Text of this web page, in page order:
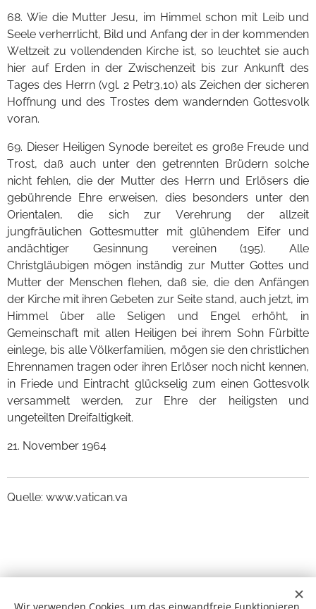
68. Wie die Mutter Jesu, im Himmel schon mit Leib und
Seele verherrlicht, Bild und Anfang der in der kommenden
Weltzeit zu vollendenden Kirche ist, so leuchtet sie auch
hier auf Erden in der Zwischenzeit bis zur Ankunft des
Tages des Herrn (vgl. 2 Petr3,10) als Zeichen der sicheren
Hoffnung und des Trostes dem wandernden Gottesvolk
voran.
69. Dieser Heiligen Synode bereitet es große Freude und
Trost, daß auch unter den getrennten Brüdern solche
nicht fehlen, die der Mutter des Herrn und Erlösers die
gebührende Ehre erweisen, dies besonders unter den
Orientalen, die sich zur Verehrung der allzeit
jungfräulichen Gottesmutter mit glühendem Eifer und
andächtiger Gesinnung vereinen (195). Alle
Christgläubigen mögen inständig zur Mutter Gottes und
Mutter der Menschen flehen, daß sie, die den Anfängen
der Kirche mit ihren Gebeten zur Seite stand, auch jetzt, im
Himmel über alle Seligen und Engel erhöht, in
Gemeinschaft mit allen Heiligen bei ihrem Sohn Fürbitte
einlege, bis alle Völkerfamilien, mögen sie den christlichen
Ehrennamen tragen oder ihren Erlöser noch nicht kennen,
in Friede und Eintracht glückselig zum einen Gottesvolk
versammelt werden, zur Ehre der heiligsten und
ungeteilten Dreifaltigkeit.
21. November 1964
Quelle: www.vatican.va
© 2013 - 2026 MIA MADRE Wiener Manufaktur Rosenkranz der